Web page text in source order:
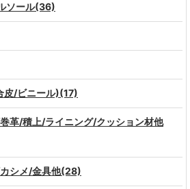
ソール(36)
皮/ビニール)(17)
革/積上/ライニング/クッション材他
シメ/金具他(28)